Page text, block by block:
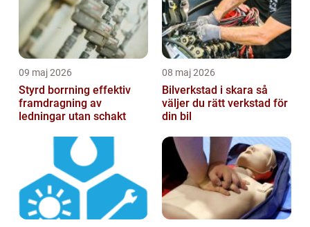
09 maj 2026
Styrd borrning effektiv
framdragning av
ledningar utan schakt
08 maj 2026
Bilverkstad i skara så
väljer du rätt verkstad för
din bil